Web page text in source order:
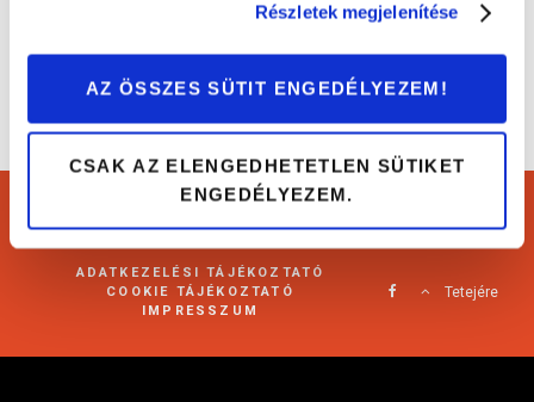
Részletek megjelenítése
AZ ÖSSZES SÜTIT ENGEDÉLYEZEM!
CSAK AZ ELENGEDHETETLEN SÜTIKET
ENGEDÉLYEZEM.
Cartárs Blog 2021
ADATKEZELÉSI TÁJÉKOZTATÓ
COOKIE TÁJÉKOZTATÓ
IMPRESSZUM
Tetejére